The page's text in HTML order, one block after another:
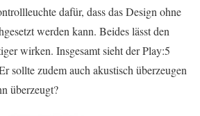
dafür, dass das Design ohne
werden kann. Beides lässt den
wirken. Insgesamt sieht der Play:5
sollte zudem auch akustisch überzeugen
überzeugt?